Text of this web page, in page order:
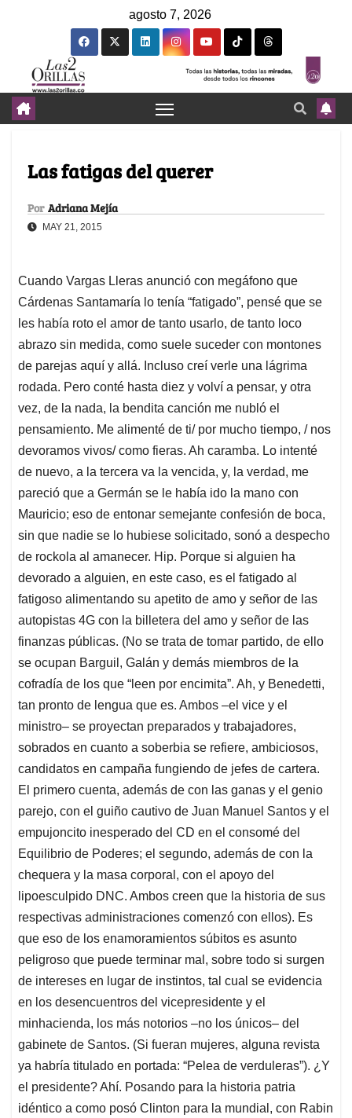
agosto 7, 2026
Las fatigas del querer
Por Adriana Mejía
MAY 21, 2015
Cuando Vargas Lleras anunció con megáfono que
Cárdenas Santamaría lo tenía “fatigado”, pensé que se
les había roto el amor de tanto usarlo, de tanto loco
abrazo sin medida, como suele suceder con montones
de parejas aquí y allá. Incluso creí verle una lágrima
rodada. Pero conté hasta diez y volví a pensar, y otra
vez, de la nada, la bendita canción me nubló el
pensamiento. Me alimenté de ti/ por mucho tiempo, / nos
devoramos vivos/ como fieras. Ah caramba. Lo intenté
de nuevo, a la tercera va la vencida, y, la verdad, me
pareció que a Germán se le había ido la mano con
Mauricio; eso de entonar semejante confesión de boca,
sin que nadie se lo hubiese solicitado, sonó a despecho
de rockola al amanecer. Hip. Porque si alguien ha
devorado a alguien, en este caso, es el fatigado al
fatigoso alimentando su apetito de amo y señor de las
autopistas 4G con la billetera del amo y señor de las
finanzas públicas. (No se trata de tomar partido, de ello
se ocupan Barguil, Galán y demás miembros de la
cofradía de los que “leen por encimita”. Ah, y Benedetti,
tan pronto de lengua que es. Ambos –el vice y el
ministro– se proyectan preparados y trabajadores,
sobrados en cuanto a soberbia se refiere, ambiciosos,
candidatos en campaña fungiendo de jefes de cartera.
El primero cuenta, además de con las ganas y el genio
parejo, con el guiño cautivo de Juan Manuel Santos y el
empujoncito inesperado del CD en el consomé del
Equilibrio de Poderes; el segundo, además de con la
chequera y la masa corporal, con el apoyo del
lipoesculpido DNC. Ambos creen que la historia de sus
respectivas administraciones comenzó con ellos). Es
que eso de los enamoramientos súbitos es asunto
peligroso que puede terminar mal, sobre todo si surgen
de intereses en lugar de instintos, tal cual se evidencia
en los desencuentros del vicepresidente y el
minhacienda, los más notorios –no los únicos– del
gabinete de Santos. (Si fueran mujeres, alguna revista
ya habría titulado en portada: “Pelea de verduleras”). ¿Y
el presidente? Ahí. Posando para la historia patria
idéntico a como posó Clinton para la mundial, con Rabin